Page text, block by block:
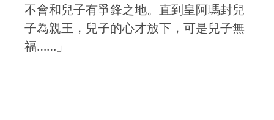
不會和兒子有爭鋒之地。直到皇阿瑪封兒
子為親王，兒子的心才放下，可是兒子無
福……」